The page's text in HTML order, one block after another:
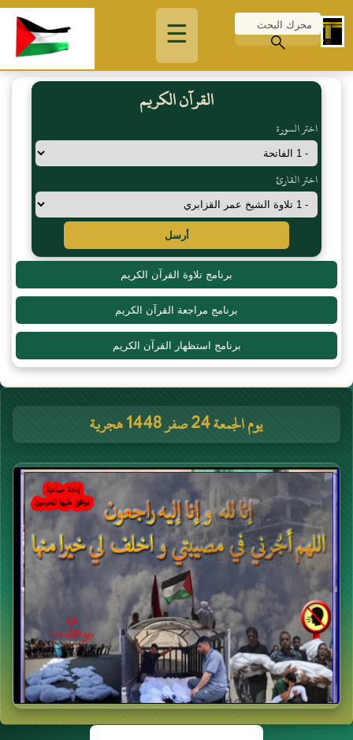
☰
القرآن الكريم
اختر السورة
اختر القارئ
أرسل
برنامج تلاوة القرآن الكريم
برنامج مراجعة القرآن الكريم
برنامج استظهار القرآن الكريم
يوم الجمعة 24 صفر 1448 هجرية